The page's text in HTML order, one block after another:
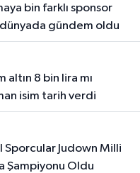
dünyada gündem oldu
isim tarih verdi
Şampiyonu Oldu